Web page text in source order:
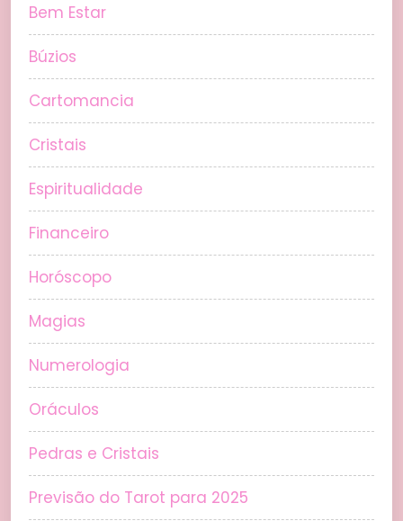
Bem Estar
Búzios
Cartomancia
Cristais
Espiritualidade
Financeiro
Horóscopo
Magias
Numerologia
Oráculos
Pedras e Cristais
Previsão do Tarot para 2025